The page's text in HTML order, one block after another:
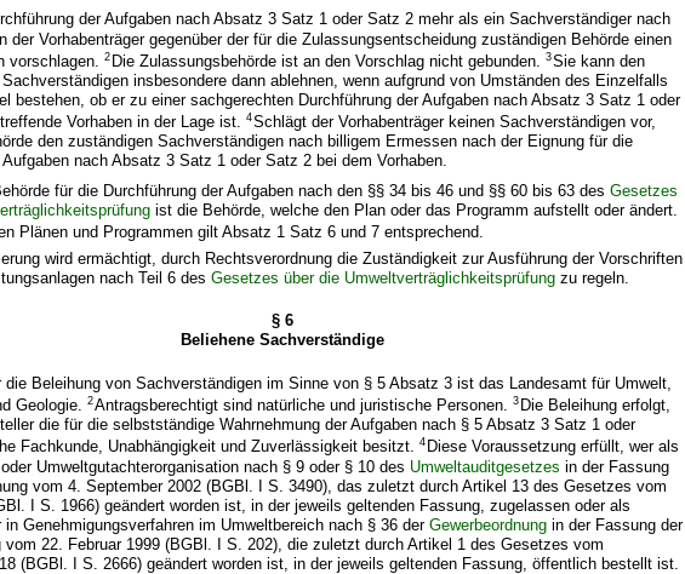
der Aufgaben nach Absatz 3 Satz 1 oder Satz 2 mehr als ein Sachverständiger nach
der Vorhabenträger gegenüber der für die Zulassungsentscheidung zuständigen Behörde einen
vorschlagen.2 Die Zulassungsbehörde ist an den Vorschlag nicht gebunden.3Sie kann den
insbesondere dann ablehnen, wenn aufgrund von Umständen des Einzelfalls
bestehen, ob er zu einer sachgerechten Durchführung der Aufgaben nach Absatz 3 Satz 1 oder
Vorhaben in der Lage ist.4Schlägt der Vorhabenträger keinen Sachverständigen vor,
den zuständigen Sachverständigen nach billigem Ermessen nach der Eignung für die
Aufgaben nach Absatz 3 Satz 1 oder Satz 2 bei dem Vorhaben.
für die Durchführung der Aufgaben nach den §§ 34 bis 46 und §§ 60 bis 63 desGesetzes
ist die Behörde, welche den Plan oder das Programm aufstellt oder ändert.
Plänen und Programmen gilt Absatz 1 Satz 6 und 7 entsprechend.
wird ermächtigt, durch Rechtsverordnung die Zuständigkeit zur Ausführung der Vorschriften
nach Teil 6 desGesetzes über die Umweltverträglichkeitsprüfung zu regeln.
§ 6
Beliehene Sachverständige
die Beleihung von Sachverständigen im Sinne von § 5 Absatz 3 ist das Landesamt für Umwelt,
Geologie.2Antragsberechtigt sind natürliche und juristische Personen.3 Die Beleihung erfolgt,
die für die selbstständige Wahrnehmung der Aufgaben nach § 5 Absatz 3 Satz 1 oder
Fachkunde, Unabhängigkeit und Zuverlässigkeit besitzt.4 Diese Voraussetzung erfüllt, wer als
Umweltgutachterorganisation nach § 9 oder § 10 des Umweltauditgesetzes in der Fassung
vom 4. September 2002 (BGBl. I S. 3490), das zuletzt durch Artikel 13 des Gesetzes vom
I S. 1966) geändert worden ist, in der jeweils geltenden Fassung, zugelassen oder als
in Genehmigungsverfahren im Umweltbereich nach § 36 derGewerbeordnung in der Fassung der
vom 22. Februar 1999 (BGBl. I S. 202), die zuletzt durch Artikel 1 des Gesetzes vom
(BGBl. I S. 2666) geändert worden ist, in der jeweils geltenden Fassung, öffentlich bestellt ist.